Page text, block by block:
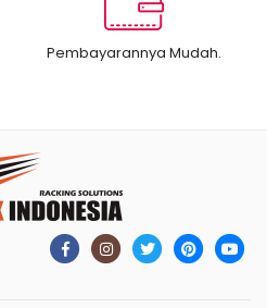
Pembayarannya Mudah.